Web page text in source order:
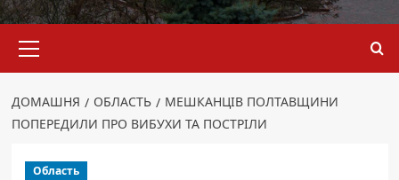
меню
ДОМАШНЯ ОБЛАСТЬ
МЕШКАНЦІВ ПОЛТАВЩИНИ
ПОПЕРЕДИЛИ ПРО ВИБУХИ ТА ПОСТРІЛИ
Область